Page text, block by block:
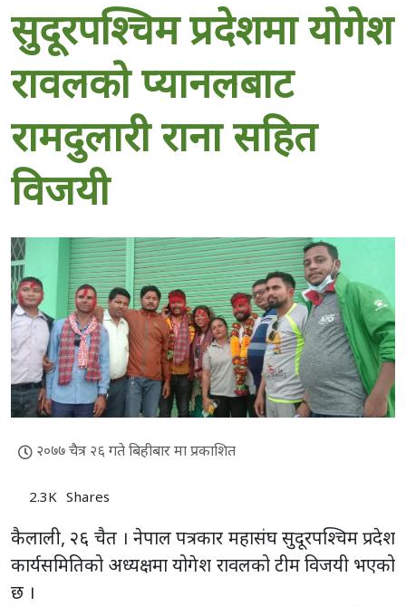
सुदूरपश्चिम प्रदेशमा योगेश
रावलको प्यानलबाट
रामदुलारी राना सहित
विजयी
२०७७ चैत्र २६ गते बिहीबार मा प्रकाशित
2.3K Shares
कैलाली, २६ चैत । नेपाल पत्रकार महासंघ सुदूरपश्चिम प्रदेश
कार्यसमितिको अध्यक्षमा योगेश रावलको टीम विजयी भएको
छ ।